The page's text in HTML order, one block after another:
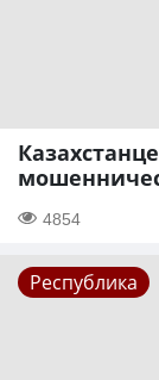
4854
Республика